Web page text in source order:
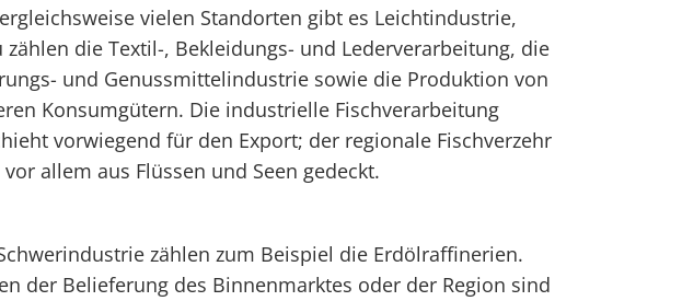
vielen Standorten gibt es Leichtindustrie,
zählen die Textil-, Bekleidungs- und Lederverarbeitung, die
und Genussmittelindustrie sowie die Produktion von
Konsumgütern. Die industrielle Fischverarbeitung
vorwiegend für den Export; der regionale Fischverzehr
allem aus Flüssen und Seen gedeckt.
zählen zum Beispiel die Erdölraffinerien.
der Belieferung des Binnenmarktes oder der Region sind